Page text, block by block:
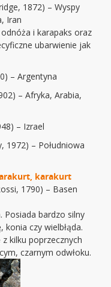
1872) – Wyspy
Iran
i karapaks oraz
ubarwienie jak
– Argentyna
– Afryka, Arabia,
– Izrael
1972) – Południowa
karakurt
1790) – Basen
Posiada bardzo silny
czy wielbłąda.
z kilku poprzecznych
czarnym odwłoku.